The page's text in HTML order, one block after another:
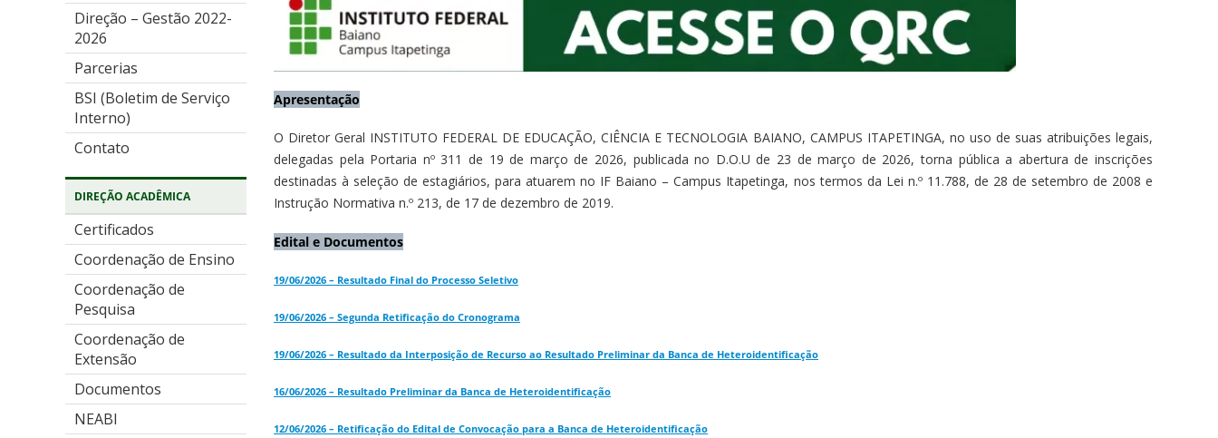
Direção – Gestão 2022-
2026
Parcerias
BSI (Boletim de Serviço
Interno)
Contato
DIREÇÃO ACADÊMICA
Certificados
Coordenação de Ensino
Coordenação de
Pesquisa
Coordenação de
Extensão
Documentos
NEABI
Apresentação
O Diretor Geral INSTITUTO FEDERAL DE EDUCAÇÃO, CIÊNCIA E TECNOLOGIA BAIANO, CAMPUS ITAPETINGA, no uso de suas atribuições legais,
delegadas pela Portaria nº 311 de 19 de março de 2026, publicada no D.O.U de 23 de março de 2026, torna pública a abertura de inscrições
destinadas à seleção de estagiários, para atuarem no IF Baiano – Campus Itapetinga, nos termos da Lei n.º 11.788, de 28 de setembro de 2008 e
Instrução Normativa n.º 213, de 17 de dezembro de 2019.
Edital e Documentos
19/06/2026 – Resultado Final do Processo Seletivo
19/06/2026 – Segunda Retificação do Cronograma
19/06/2026 – Resultado da Interposição de Recurso ao Resultado Preliminar da Banca de Heteroidentificação
16/06/2026 – Resultado Preliminar da Banca de Heteroidentificação
12/06/2026 – Retificação do Edital de Convocação para a Banca de Heteroidentificação